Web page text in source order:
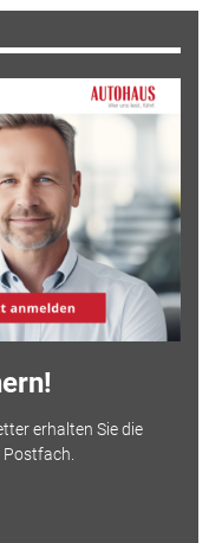
erhalten Sie die